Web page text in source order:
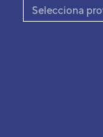
Selecciona